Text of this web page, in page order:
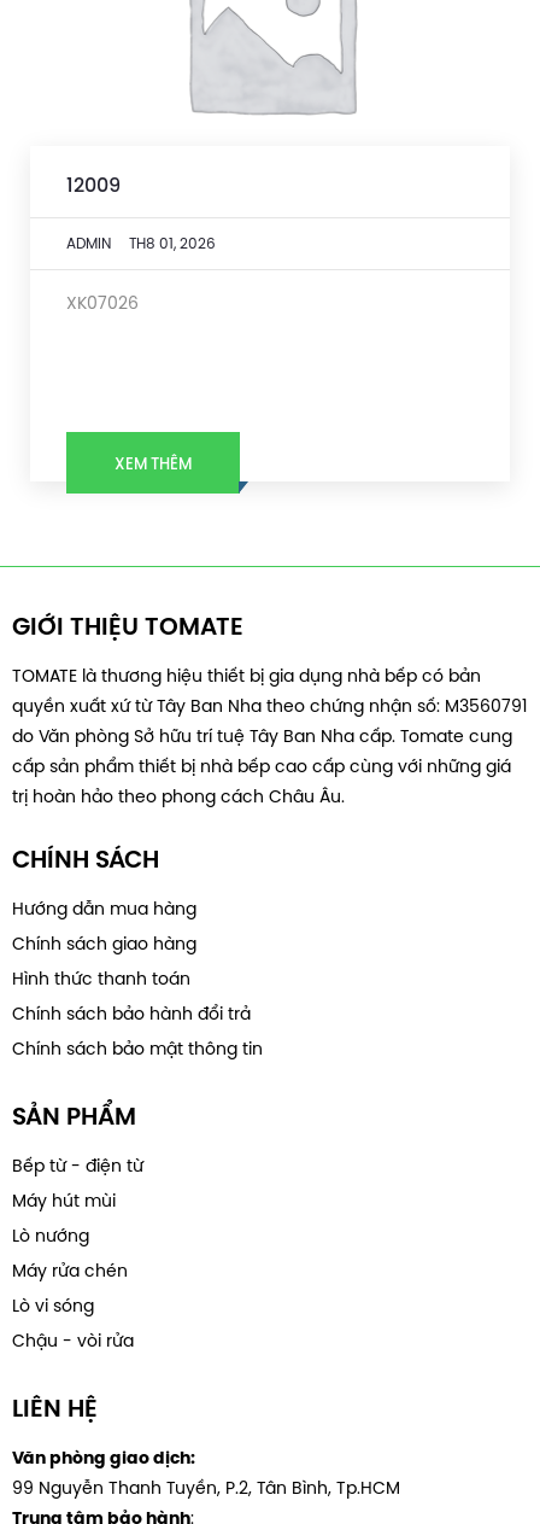
12009
ADMIN TH8 01, 2026
XK07026
XEM THÊM
GIỚI THIỆU TOMATE
TOMATE là thương hiệu thiết bị gia dụng nhà bếp có bản
quyền xuất xứ từ Tây Ban Nha theo chứng nhận số: M3560791
do Văn phòng Sở hữu trí tuệ Tây Ban Nha cấp. Tomate cung
cấp sản phẩm thiết bị nhà bếp cao cấp cùng với những giá
trị hoàn hảo theo phong cách Châu Âu.
CHÍNH SÁCH
Hướng dẫn mua hàng
Chính sách giao hàng
Hình thức thanh toán
Chính sách bảo hành đổi trả
Chính sách bảo mật thông tin
SẢN PHẨM
Bếp từ - điện từ
Máy hút mùi
Lò nướng
Máy rửa chén
Lò vi sóng
Chậu - vòi rửa
LIÊN HỆ
Văn phòng giao dịch:
99 Nguyễn Thanh Tuyền, P.2, Tân Bình, Tp.HCM
Trung tâm bảo hành: